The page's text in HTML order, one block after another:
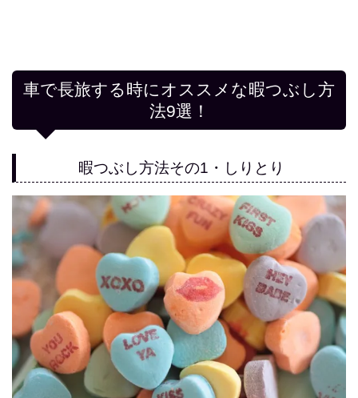
車で長旅する時にオススメな暇つぶし方
法9選！
暇つぶし方法その1・しりとり